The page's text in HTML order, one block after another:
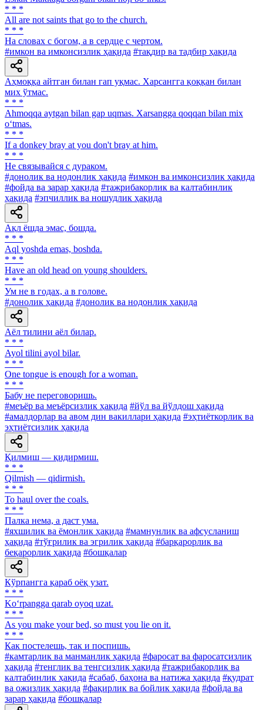
* * *
All are not saints that go to the church.
* * *
На словах с богом, а в сердце с чертом.
#имкон ва имконсизлик ҳақида #тақдир ва тадбир ҳақида
Аҳмоққа айтган билан гап уқмас. Харсангга қоққан билан
мих ўтмас.
* * *
Ahmoqqa aytgan bilan gap uqmas. Xarsangga qoqqan bilan mix
o‘tmas.
* * *
If a donkey bray at you don't bray at him.
* * *
He связывайся с дураком.
#донолик ва нодонлик ҳақида #имкон ва имконсизлик ҳақида
#фойда ва зарар ҳақида #тажрибакорлик ва калтабинлик
ҳақида #эпчиллик ва ношудлик ҳақида
Ақл ёшда эмас, бошда.
* * *
Aql yoshda emas, boshda.
* * *
Have an old head on young shoulders.
* * *
Ум не в годах, а в голове.
#донолик ҳақида #донолик ва нодонлик ҳақида
Аёл тилини аёл билар.
* * *
Ayol tilini ayol bilar.
* * *
One tongue is enough for a woman.
* * *
Бабу не переговоришь.
#меъёр ва меъёрсизлик ҳақида #йўл ва йўлдош ҳақида
#амалдорлар ва авом дин вакиллари ҳақида #эҳтиёткорлик ва
эҳтиётсизлик ҳақида
Қилмиш — қидирмиш.
* * *
Qilmish — qidirmish.
* * *
To haul over the coals.
* * *
Палка нема, а даст ума.
#яхшилик ва ёмонлик ҳақида #мамнунлик ва афсусланиш
ҳақида #тўғрилик ва эгрилик ҳақида #барқарорлик ва
беқарорлик ҳақида #бошқалар
Кўрпангга қараб оёқ узат.
* * *
Ko‘rpangga qarab oyoq uzat.
* * *
As you make your bed, so must you lie on it.
* * *
Как постелешь, так и поспишь.
#камтарлик ва манманлик ҳақида #фаросат ва фаросатсизлик
ҳақида #тенглик ва тенгсизлик ҳақида #тажрибакорлик ва
калтабинлик ҳақида #сабаб, баҳона ва натижа ҳақида #қудрат
ва ожизлик ҳақида #фақирлик ва бойлик ҳақида #фойда ва
зарар ҳақида #бошқалар